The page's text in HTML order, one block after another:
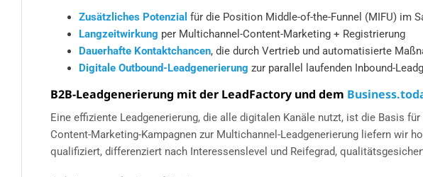
Zusätzliches Potenzial für die Position Middle-of-the-Funnel (MIFU) im
Langzeitwirkung per Multichannel-Content-Marketing + Registrierung
Dauerhafte Kontaktchancen, die durch Vertrieb und automatisierte
Digitale Outbound-Leadgenerierung zur parallel laufenden Inbound-
B2B-Leadgenerierung mit der LeadFactory und dem
Eine effiziente Leadgenerierung, die alle digitalen Kanäle nutzt, ist die Basis
Content-Marketing-Kampagnen zur Multichannel-Leadgenerierung liefern wir
qualifiziert, differenziert nach Interessenslevel und Reifegrad,